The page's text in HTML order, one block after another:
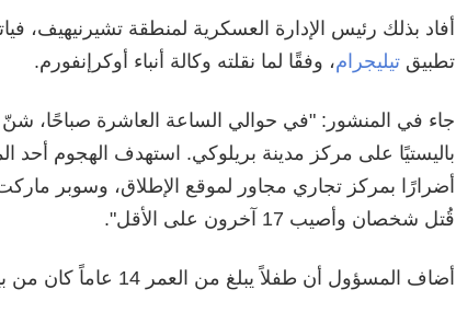
أفاد بذلك رئيس الإدارة العسكرية لمنطقة تشيرنيهيف،
تطبيق تيليجرام، وفقًا لما نقلته وكالة أنباء أوكرإنفورم.
جاء في المنشور: "في حوالي الساعة العاشرة صباحًا،
باليستيًا على مركز مدينة بريلوكي. استهدف الهجوم أحد
أضرارًا بمركز تجاري مجاور لموقع الإطلاق، وسوبر
قُتل شخصان وأصيب 17 آخرون على الأقل".
أضاف المسؤول أن طفلاً يبلغ من العمر 14 عاماً كان من بين الجرحى.